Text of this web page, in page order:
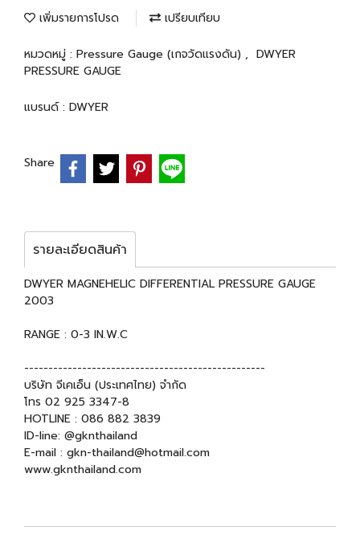
เพิ่มรายการโปรด เปรียบเทียบ
หมวดหมู่ : Pressure Gauge (เกจวัดแรงดัน) , DWYER
PRESSURE GAUGE
แบรนด์ : DWYER
Share
รายละเอียดสินค้า
DWYER MAGNEHELIC DIFFERENTIAL PRESSURE GAUGE
2003
RANGE : 0-3 IN.W.C
--------------------------------------------------
บริษัท จีเคเอ็น (ประเทศไทย) จำกัด
โทร 02 925 3347-8
HOTLINE : 086 882 3839
ID-line: @gknthailand
E-mail : gkn-thailand@hotmail.com
www.gknthailand.com